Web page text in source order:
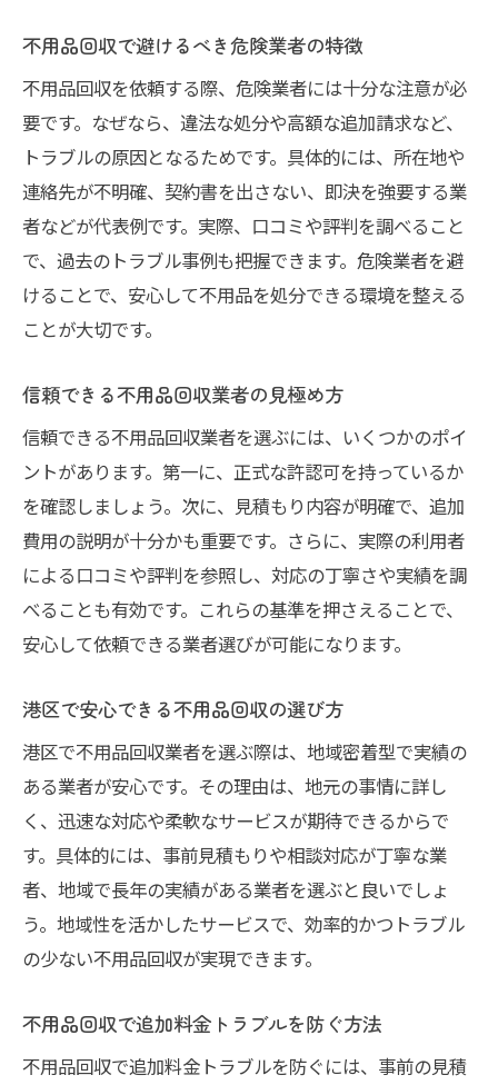
不用品回収で避けるべき危険業者の特徴
不用品回収を依頼する際、危険業者には十分な注意が必
要です。なぜなら、違法な処分や高額な追加請求など、
トラブルの原因となるためです。具体的には、所在地や
連絡先が不明確、契約書を出さない、即決を強要する業
者などが代表例です。実際、口コミや評判を調べること
で、過去のトラブル事例も把握できます。危険業者を避
けることで、安心して不用品を処分できる環境を整える
ことが大切です。
信頼できる不用品回収業者の見極め方
信頼できる不用品回収業者を選ぶには、いくつかのポイ
ントがあります。第一に、正式な許認可を持っているか
を確認しましょう。次に、見積もり内容が明確で、追加
費用の説明が十分かも重要です。さらに、実際の利用者
による口コミや評判を参照し、対応の丁寧さや実績を調
べることも有効です。これらの基準を押さえることで、
安心して依頼できる業者選びが可能になります。
港区で安心できる不用品回収の選び方
港区で不用品回収業者を選ぶ際は、地域密着型で実績の
ある業者が安心です。その理由は、地元の事情に詳し
く、迅速な対応や柔軟なサービスが期待できるからで
す。具体的には、事前見積もりや相談対応が丁寧な業
者、地域で長年の実績がある業者を選ぶと良いでしょ
う。地域性を活かしたサービスで、効率的かつトラブル
の少ない不用品回収が実現できます。
不用品回収で追加料金トラブルを防ぐ方法
不用品回収で追加料金トラブルを防ぐには、事前の見積